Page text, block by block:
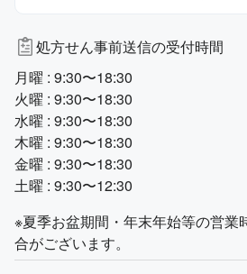
処方せん事前送信の受付時間
月曜 : 9:30〜18:30
火曜 : 9:30〜18:30
水曜 : 9:30〜18:30
木曜 : 9:30〜18:30
金曜 : 9:30〜18:30
土曜 : 9:30〜12:30
※夏季お盆期間・年末年始等の営業
合がございます。